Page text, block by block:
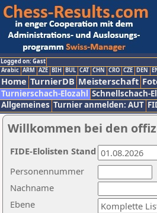
Logged on: Gast
Arabic ARM AZE BIH BUL CAT CHN CRO CZE DEN
Home TurnierDB Meisterschaft
Turnierschach-Elozahl Schnellschach-
Allgemeines Turnier anmelden: AUT
Willkommen bei den
Nachname
Ebene
Personennummer
FIDE-Elolisten Stand